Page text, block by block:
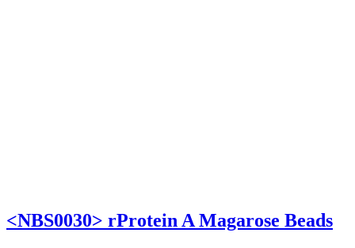
<NBS0030> rProtein A Magarose Beads